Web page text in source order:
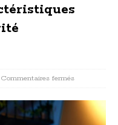
Commentaires fermés